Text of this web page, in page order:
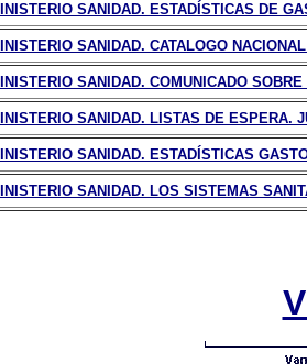
SANIDAD. ESTADÍSTICAS DE
SANIDAD. CATALOGO
SANIDAD. COMUNICADO
SANIDAD. LISTAS DE ESPERA.
SANIDAD. ESTADÍSTICAS
SANIDAD. LOS SISTEMAS